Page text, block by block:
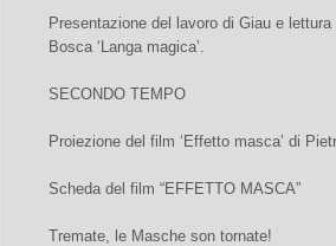
Presentazione del lavoro di Giau e
Bosca ‘Langa magica’.
SECONDO TEMPO
Proiezione del film ‘Effetto masca’ di
Scheda del film “EFFETTO MASCA”
Tremate, le Masche son tornate!